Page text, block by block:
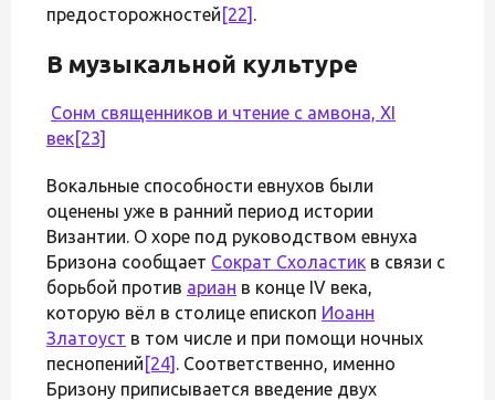
предосторожностей [22] .
В музыкальной культуре
Сонм священников и чтение с амвона, XI
век[23]
Вокальные способности евнухов были
оценены уже в ранний период истории
Византии. О хоре под руководством евнуха
Бризона сообщает Сократ Схоластик в связи с
борьбой против ариан в конце IV века,
которую вёл в столице епископ Иоанн
Златоуст в том числе и при помощи ночных
песнопений [24] . Соответственно, именно
Бризону приписывается введение двух